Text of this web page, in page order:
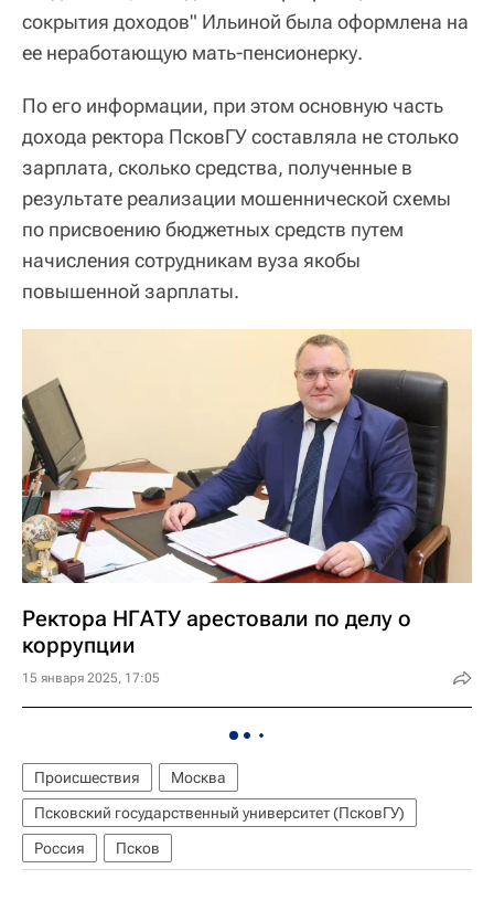
сокрытия доходов" Ильиной была оформлена на
ее неработающую мать-пенсионерку.
По его информации, при этом основную часть
дохода ректора ПсковГУ составляла не столько
зарплата, сколько средства, полученные в
результате реализации мошеннической схемы
по присвоению бюджетных средств путем
начисления сотрудникам вуза якобы
повышенной зарплаты.
Ректора НГАТУ арестовали по делу о
коррупции
15 января 2025, 17:05
Происшествия
Москва
Псковский государственный университет (ПсковГУ)
Россия
Псков